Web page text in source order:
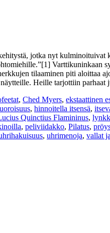
jotka nyt
Varttikuninkaan
tilaaminen piti aloittaa
Heille tarjottiin
, Ched Myers, ekstaattinen
, hinnoitella itsensä,
Quinctius Flamininus,
, peliviidakko, Pilatus,
, uhrimenoja, vallat